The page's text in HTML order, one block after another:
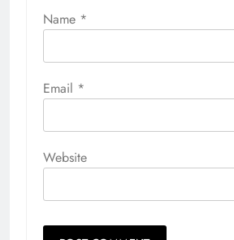
Name *
Email *
Website